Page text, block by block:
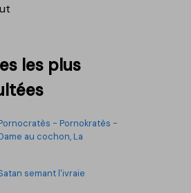
plus
les plus
- Pornokratès -
au cochon, La
semant l'ivraie